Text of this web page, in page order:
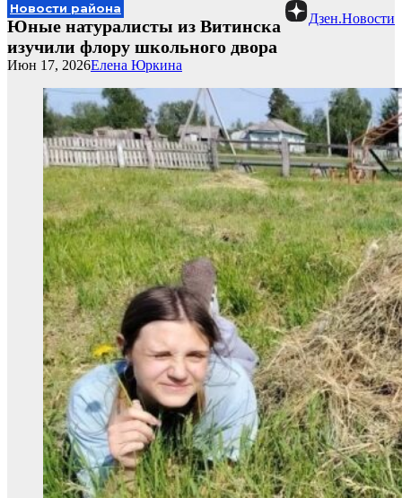
Дзен.Новости
Новости района
Юные натуралисты из Витинска
изучили флору школьного двора
Елена Юркина
Июн 17, 2026